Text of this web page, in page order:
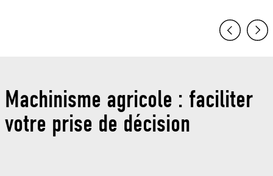
Machinisme agricole : faciliter
votre prise de décision